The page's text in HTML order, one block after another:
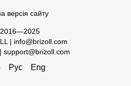
версія сайту
| info@brizoll.com
support@brizoll.com
Рус Eng